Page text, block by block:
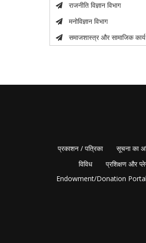
राजनीति विज्ञान विभाग
मनोविज्ञान विभाग
समाजशास्त्र और सामाजिक कार्य
प्रकाशन / पत्रिका सूचना का
विविध
प्रशिक्षण और
Endowment/Donation Portal